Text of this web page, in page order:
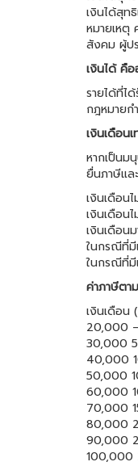
เงินได้สุท
หมายเหตุ
สังคม ผู้ป
เงินได้ คือ
รายได้ที่ไ
กฎหมายก
เงินเดือน
หากเป็นม
ยื่นภาษีแล
เงินเดือน
เงินเดือน
เงินเดือน
ในกรณีที่มี
ในกรณีที่มี
ค่าภาษีตา
เงินเดือน
20,000
30,000
40,000
50,000
60,000
70,000
80,000
90,000
100,000